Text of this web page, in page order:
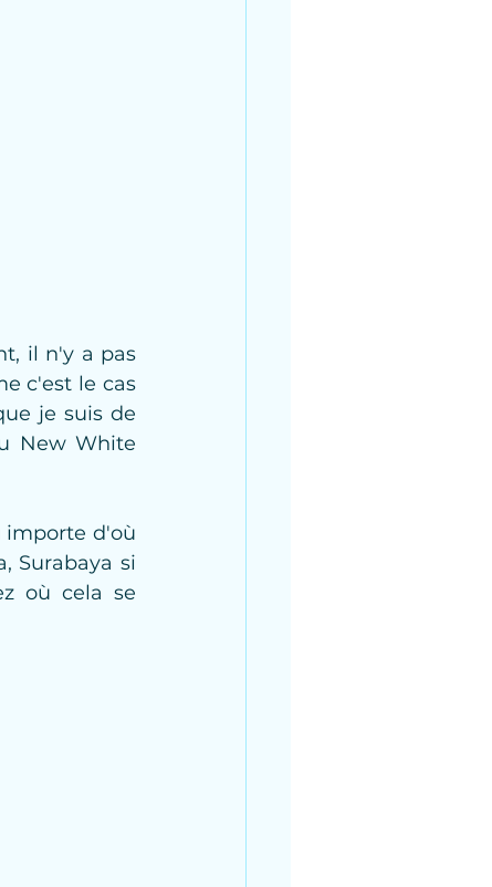
il n'y a pas
c'est le cas
je suis de
New White
importe d'où
Surabaya si
où cela se